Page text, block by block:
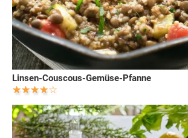
Linsen-Couscous-Gemüse-Pfanne